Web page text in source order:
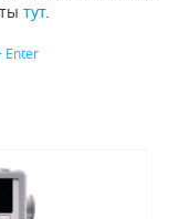
тут.
Enter